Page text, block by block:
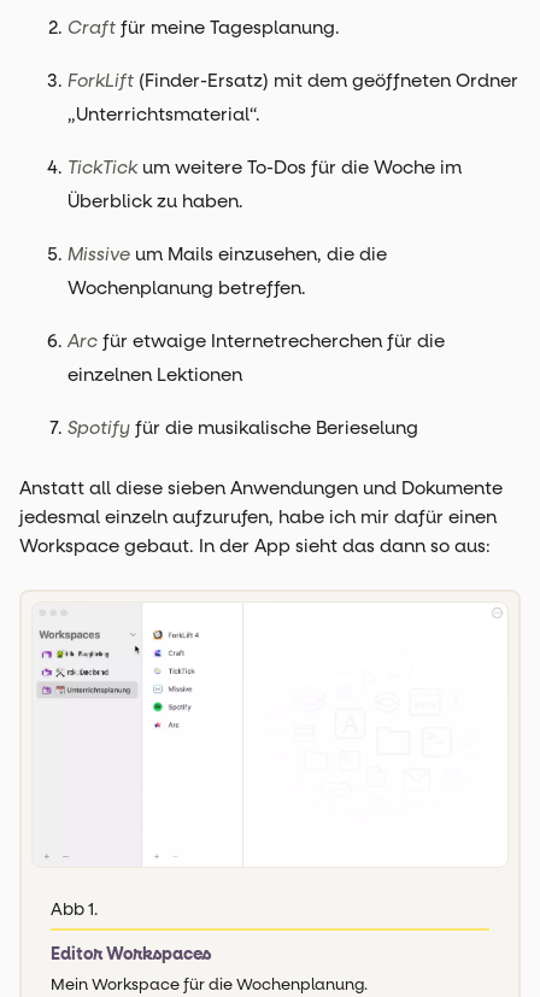
Craft für meine Tagesplanung.
ForkLift (Finder-Ersatz) mit dem geöffneten Ordner
„Unterrichtsmaterial“.
TickTickum weitere To-Dos für die Woche im
Überblick zu haben.
Missive um Mails einzusehen, die die
Wochenplanung betreffen.
Arc für etwaige Internetrecherchen für die
einzelnen Lektionen
Spotify für die musikalische Berieselung
Anstatt all diese sieben Anwendungen und Dokumente
jedesmal einzeln aufzurufen, habe ich mir dafür einen
Workspace gebaut. In der App sieht das dann so aus:
Abb 1.
Editor Workspaces
Mein Workspace für die Wochenplanung.